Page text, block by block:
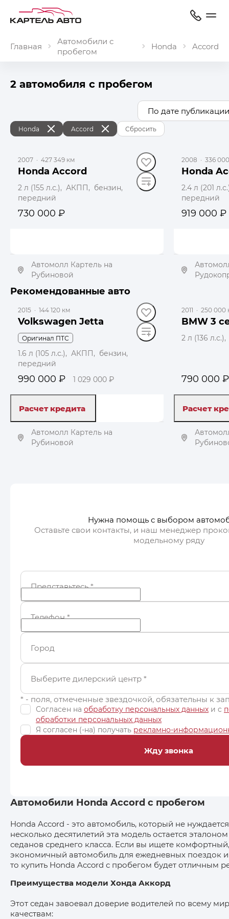
Главная
Автомобили с
пробегом
Honda Accord
2 автомобиля с пробегом
Honda Accord Сбросить
По дате
2007 · 427 349 км
Honda Accord
2 л (155 л.с.), АКПП, бензин,
передний
730 000 ₽
Автомолл Картель на
Рубиновой
Получить автотеку
2008 · 336
Honda
2.4 л (201
передний
919 000 ₽
Рекомендованные авто
2015 · 144 120 км
Volkswagen Jetta
Оригинал ПТС
1.6 л (105 л.с.), АКПП, бензин,
передний
990 000 ₽ 1 029 000 ₽
Расчет кредита
Автомолл Картель на
Рубиновой
2011 · 250 000
BMW 3
2 л (136
790 000 ₽
Расчет
Нужна помощь с выбором
Оставьте свои контакты, и наш менеджер
модельному ряду
Представьтесь*
Телефон*
Город
Выберите дилерский центр *
* - поля, отмеченные звездочкой, обязательны к
Согласен на обработку персональных данных и c
обработки персональных данных
Я согласен (-на) получать рекламно-
Жду звонка
Автомобили Honda Accord с пробегом
Honda Accord - это автомобиль, который не
несколько десятилетий эта модель остается
седанов среднего класса. Если вы ищете
экономичный автомобиль для ежедневных поездок и
то купить Honda Accord с пробегом будет отличным
Преимущества модели Хонда Аккорд
Этот седан завоевал доверие водителей по всему
качествам: